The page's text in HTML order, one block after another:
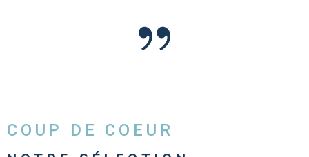
COUP DE COEUR